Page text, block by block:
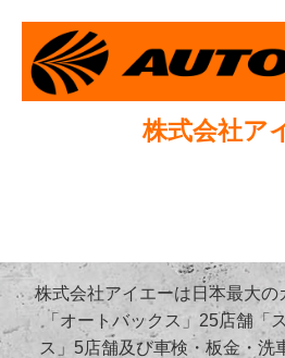
株式会社ア
株式会社アイエーは日本最大
「オートバックス」25店舗「
ス」5店舗及び車検・板金・洗